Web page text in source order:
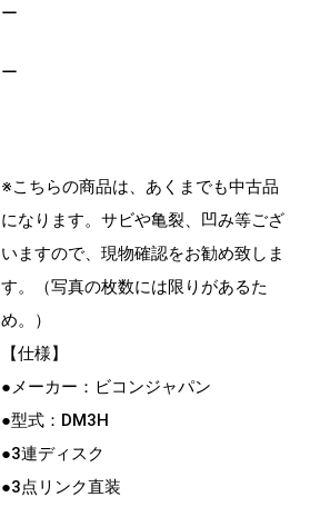
ー
ー
※こちらの商品は、あくまでも中古品
になります。サビや亀裂、凹み等ござ
いますので、現物確認をお勧め致しま
す。（写真の枚数には限りがあるた
め。）
【仕様】
●メーカー：ビコンジャパン
●型式：DM3H
●3連ディスク
●3点リンク直装